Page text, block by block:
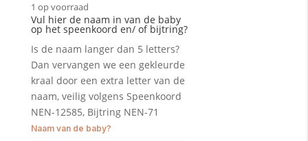
1 op voorraad
Vul hier de naam in van de baby
op het speenkoord en/ of bijtring?
Is de naam langer dan 5 letters?
Dan vervangen we een gekleurde
kraal door een extra letter van de
naam, veilig volgens Speenkoord
NEN-12585, Bijtring NEN-71
Naam van de baby?